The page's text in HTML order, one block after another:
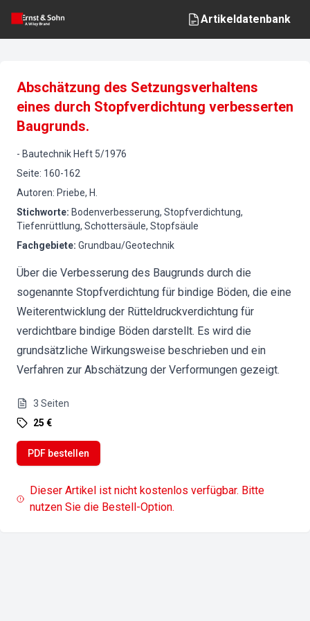
Artikeldatenbank
Abschätzung des Setzungsverhaltens
eines durch Stopfverdichtung verbesserten
Baugrunds.
- Bautechnik Heft 5/1976
Seite: 160-162
Autoren: Priebe, H.
Stichworte: Bodenverbesserung, Stopfverdichtung,
Tiefenrüttlung, Schottersäule, Stopfsäule
Fachgebiete: Grundbau/Geotechnik
Über die Verbesserung des Baugrunds durch die
sogenannte Stopfverdichtung für bindige Böden, die eine
Weiterentwicklung der Rütteldruckverdichtung für
verdichtbare bindige Böden darstellt. Es wird die
grundsätzliche Wirkungsweise beschrieben und ein
Verfahren zur Abschätzung der Verformungen gezeigt.
3 Seiten
25 €
PDF bestellen
Dieser Artikel ist nicht kostenlos verfügbar. Bitte
nutzen Sie die Bestell-Option.